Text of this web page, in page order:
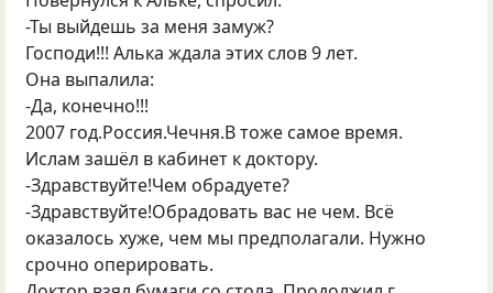
-Ты выйдешь за меня замуж?
Господи!!! Алька ждала этих слов 9 лет.
Она выпалила:
-Да, конечно!!!
2007 год.Россия.Чечня.В тоже самое время.
Ислам зашёл в кабинет к доктору.
-Здравствуйте!Чем обрадуете?
-Здравствуйте!Обрадовать вас не чем. Всё
оказалось хуже, чем мы предполагали. Нужно
срочно оперировать.